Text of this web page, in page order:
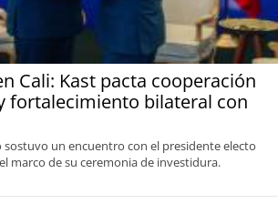
Cali: Kast pacta cooperación
fortalecimiento bilateral con
sostuvo un encuentro con el presidente electo
marco de su ceremonia de investidura.